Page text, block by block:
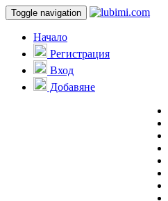
Toggle navigation
Начало
Регистрация
Вход
Добавяне